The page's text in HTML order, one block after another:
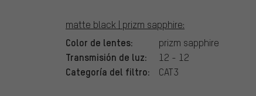
matte black | prizm sapphire:
Color de lentes: prizm sapphire
Transmisión de luz: 12 - 12
Categoría del filtro: CAT3